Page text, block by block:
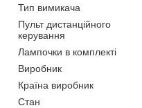
Тип вимикача
Пульт дистанційного
керування
Лампочки в комплекті
Виробник
Країна виробник
Стан